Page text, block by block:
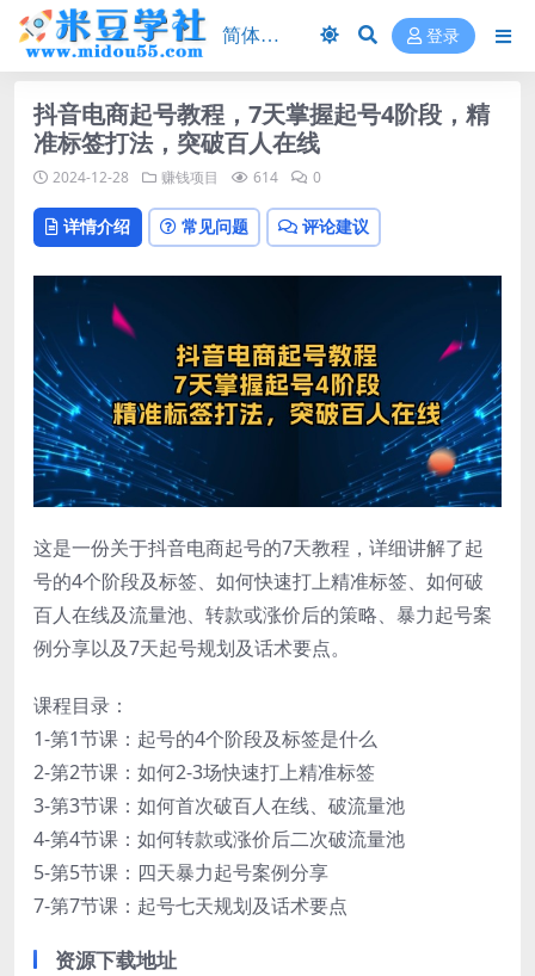
登录
抖音电商起号教程，7天掌握起号4阶段，精
准标签打法，突破百人在线
2024-12-28 赚钱项目 614 0
详情介绍 常见问题 评论建议
这是一份关于抖音电商起号的7天教程，详细讲解了起
号的4个阶段及标签、如何快速打上精准标签、如何破
百人在线及流量池、转款或涨价后的策略、暴力起号案
例分享以及7天起号规划及话术要点。
课程目录：
1-第1节课：起号的4个阶段及标签是什么
2-第2节课：如何2-3场快速打上精准标签
3-第3节课：如何首次破百人在线、破流量池
4-第4节课：如何转款或涨价后二次破流量池
5-第5节课：四天暴力起号案例分享
7-第7节课：起号七天规划及话术要点
资源下载地址